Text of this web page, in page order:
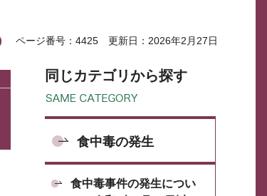
ページ番号：4425 更新日：2026年2月27日
同じカテゴリから探す
食中毒の発生
食中毒事件の発生につい